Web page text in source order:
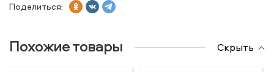
Поделиться:
Похожие товары Скрыть